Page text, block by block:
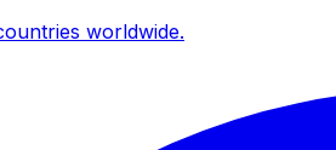
worldwide.